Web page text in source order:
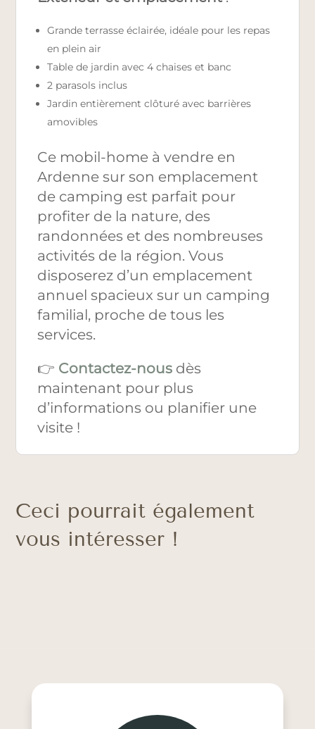
Grande terrasse éclairée, idéale pour les repas
en plein air
Table de jardin avec 4 chaises et banc
2 parasols inclus
Jardin entièrement clôturé avec barrières
amovibles
Ce mobil-home à vendre en
Ardenne sur son emplacement
de camping est parfait pour
profiter de la nature, des
randonnées et des nombreuses
activités de la région. Vous
disposerez d’un emplacement
annuel spacieux sur un camping
familial, proche de tous les
services.
👉 Contactez-nous dès
maintenant pour plus
d’informations ou planifier une
visite !
Ceci pourrait également
vous intéresser !